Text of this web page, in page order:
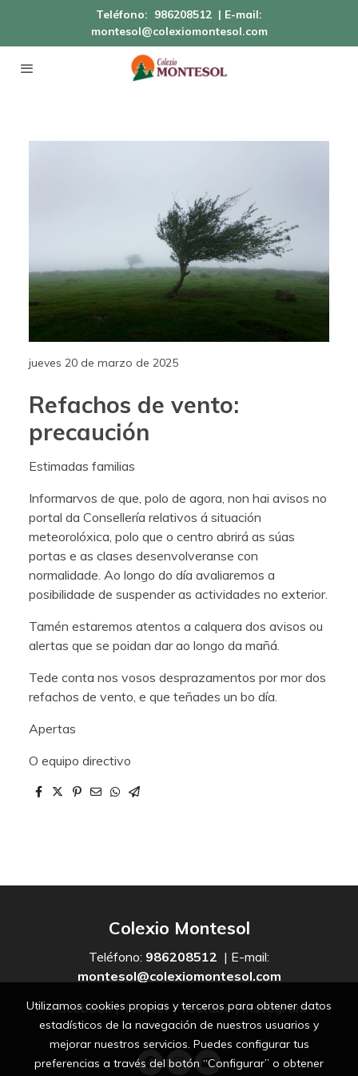
Teléfono: 986208512 | E-mail:
montesol@colexiomontesol.com
jueves 20 de marzo de 2025
Refachos de vento:
precaución
Estimadas familias
Informarvos de que, polo de agora, non hai avisos no
portal da Consellería relativos á situación
meteorolóxica, polo que o centro abrirá as súas
portas e as clases desenvolveranse con
normalidade. Ao longo do día avaliaremos a
posibilidade de suspender as actividades no exterior.
Tamén estaremos atentos a calquera dos avisos ou
alertas que se poidan dar ao longo da mañá.
Tede conta nos vosos desprazamentos por mor dos
refachos de vento, e que teñades un bo día.
Apertas
O equipo directivo
Colexio Montesol
Teléfono: 986208512 | E-mail:
montesol@colexiomontesol.com
Facebook|Twitter | Youtube|Instagram
Utilizamos cookies propias y terceros para obtener datos
estadísticos de la navegación de nuestros usuarios y
mejorar nuestros servicios. Puedes configurar tus
preferencias a través del botón “Configurar” o obtener